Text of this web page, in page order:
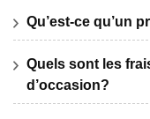
Qu’est-ce qu’un
Quels sont les
d’occasion?